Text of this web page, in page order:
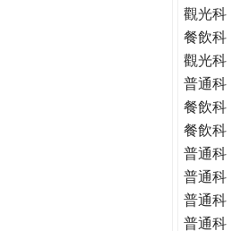
觀光科
餐飲科
觀光科
普通科
餐飲科
餐飲科
普通科
普通科
普通科
普通科